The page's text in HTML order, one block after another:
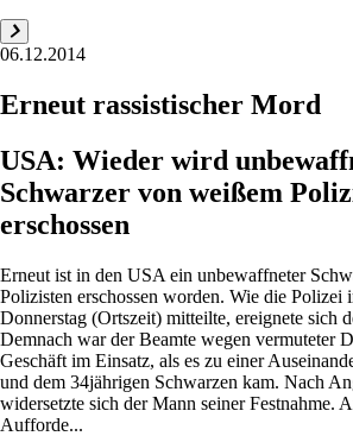
06.12.2014
Erneut rassistischer Mord
USA: Wieder wird
Schwarzer von weißem
erschossen
Erneut ist in den USA ein unbewaffneter
Polizisten erschossen worden. Wie die Polizei
Donnerstag (Ortszeit) mitteilte, ereignete sich
Demnach war der Beamte wegen vermuteter
Geschäft im Einsatz, als es zu einer
und dem 34jährigen Schwarzen kam. Nach
widersetzte sich der Mann seiner Festnahme.
Aufforde...